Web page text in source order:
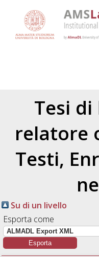
Tesi
relatore
Testi,
Su di un livello
Esporta come